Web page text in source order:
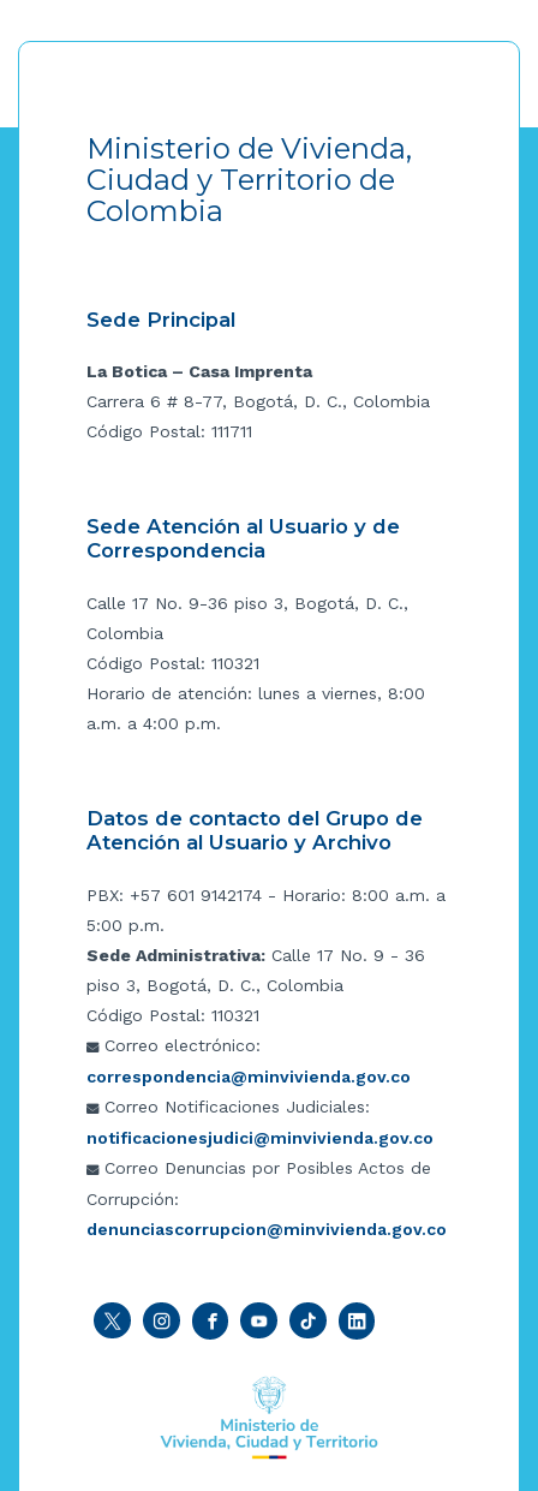
Ministerio de Vivienda,
Ciudad y Territorio de
Colombia
Sede Principal
La Botica – Casa Imprenta
Carrera 6 # 8-77, Bogotá, D. C., Colombia
Código Postal: 111711
Sede Atención al Usuario y de
Correspondencia
Calle 17 No. 9-36 piso 3, Bogotá, D. C.,
Colombia
Código Postal: 110321
Horario de atención: lunes a viernes, 8:00
a.m. a 4:00 p.m.
Datos de contacto del Grupo de
Atención al Usuario y Archivo
PBX: +57 601 9142174 - Horario: 8:00 a.m. a
5:00 p.m.
Sede Administrativa: Calle 17 No. 9 - 36
piso 3, Bogotá, D. C., Colombia
Código Postal: 110321
Correo electrónico:
correspondencia@minvivienda.gov.co
Correo Notificaciones Judiciales:
notificacionesjudici@minvivienda.gov.co
Correo Denuncias por Posibles Actos de
Corrupción:
denunciascorrupcion@minvivienda.gov.co